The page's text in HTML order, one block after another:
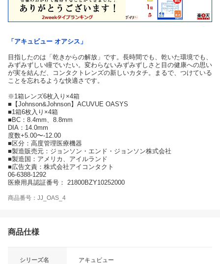
「アキュビュー オアシス」
目指したのは「乾きからの解放」です。長時間でも、乾いた環境でも、
みずみずしい瞳でいたい。変わらないみずみずしさと目の健康への思い
が実を結んだ、コンタクトレンズの新しいカタチ。まるで、つけている
ことを忘れるような快適さです。
※1箱レンズ6枚入り×4箱
■【Johnson&Johnson】ACUVUE OASYS
■1箱6枚入り×4箱
■BC：8.4mm、8.8mm
DIA：14.0mm
度数+5.00〜-12.00
■区分：高度管理医療機器
■製造販売元：ジョンソン・エンド・ジョンソン株式会社
■製造国：アメリカ、アイルランド
■広告文責：株式会社アイコンタクト
06-6388-1292
医療用具認証番号： 21800BZY10252000
商品番号：JJ_OAS_4
商品仕様
シリーズ名 アキュビュー